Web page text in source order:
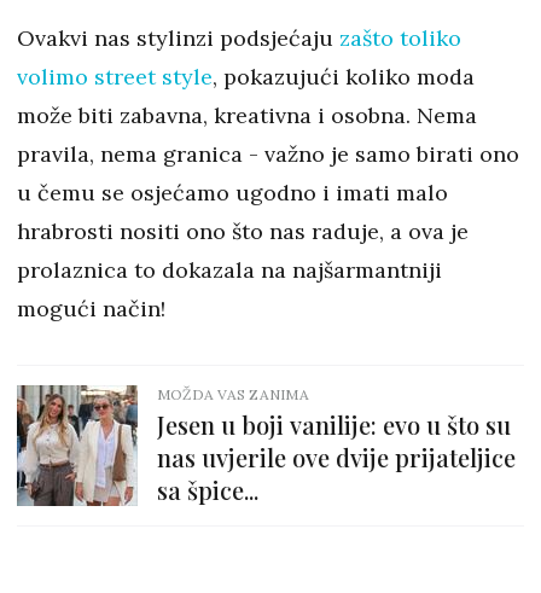
Ovakvi nas stylinzi podsjećaju zašto toliko
volimo street style, pokazujući koliko moda
može biti zabavna, kreativna i osobna. Nema
pravila, nema granica - važno je samo birati ono
u čemu se osjećamo ugodno i imati malo
hrabrosti nositi ono što nas raduje, a ova je
prolaznica to dokazala na najšarmantniji
mogući način!
MOŽDA VAS ZANIMA
Jesen u boji vanilije: evo u što su
nas uvjerile ove dvije prijateljice
sa špice...